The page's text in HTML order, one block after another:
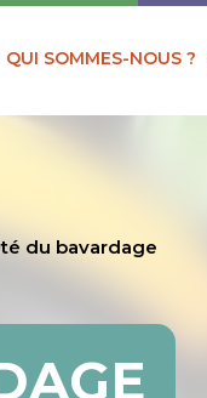
QUI SOMMES-NOUS ?
du bavardage